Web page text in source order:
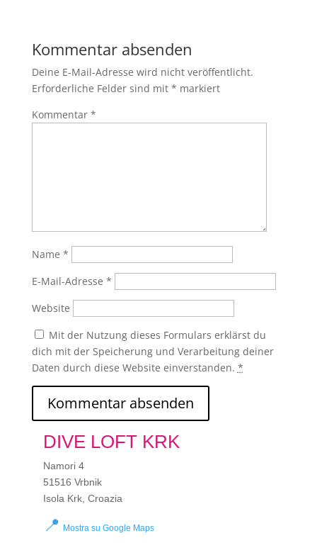
Kommentar absenden
Deine E-Mail-Adresse wird nicht veröffentlicht.
Erforderliche Felder sind mit * markiert
Kommentar *
Name *
E-Mail-Adresse *
Website
Mit der Nutzung dieses Formulars erklärst du
dich mit der Speicherung und Verarbeitung deiner
Daten durch diese Website einverstanden. *
DIVE LOFT KRK
Namori 4
51516 Vrbnik
Isola Krk, Croazia
📍 Mostra su Google Maps